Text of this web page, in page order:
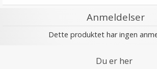
Anmeldelser
Dette produktet har ingen
Du er her